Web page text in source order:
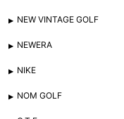
NEW VINTAGE GOLF
NEWERA
NIKE
NOM GOLF